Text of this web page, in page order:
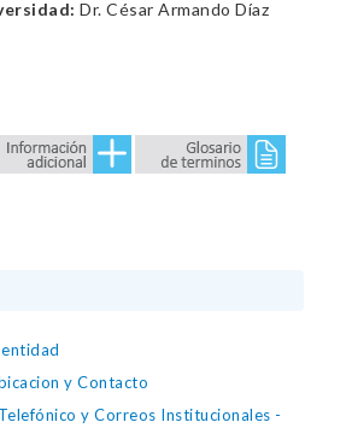
Dr. César Armando Díaz
y Contacto
y Correos Institucionales -